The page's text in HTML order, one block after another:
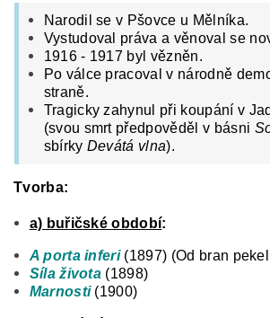
Narodil se v Pšovce u Mělníka.
Vystudoval práva a věnoval se
1916 - 1917 byl vězněn.
Po válce pracoval v národně
straně.
Tragicky zahynul při koupání v
(svou smrt předpověděl v básni
sbírky Devátá vlna).
Tvorba:
a) buřičské období:
A porta inferi(1897) (Od bran
Síla života (1898)
Marnosti(1900)